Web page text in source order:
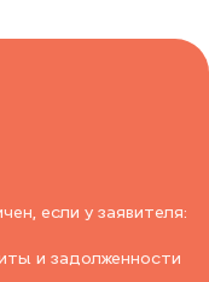
если у заявителя:
и задолженности